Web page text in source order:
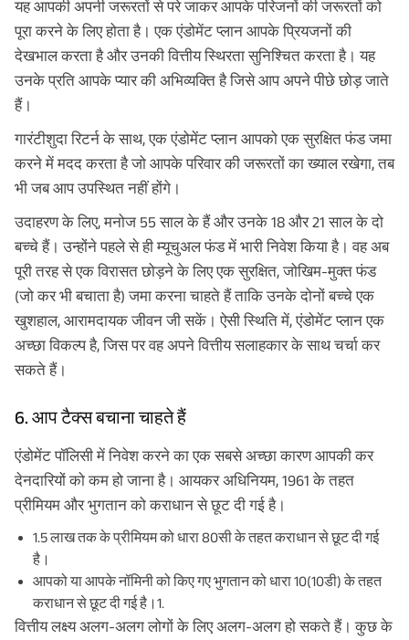
यह आपकी अपनी जरूरतों से परे जाकर आपके परिजनों की जरूरतों को
पूरा करने के लिए होता है। एक एंडोमेंट प्लान आपके प्रियजनों की
देखभाल करता है और उनकी वित्तीय स्थिरता सुनिश्चित करता है। यह
उनके प्रति आपके प्यार की अभिव्यक्ति है जिसे आप अपने पीछे छोड़ जाते
हैं।
गारंटीशुदा रिटर्न के साथ, एक एंडोमेंट प्लान आपको एक सुरक्षित फंड जमा
करने में मदद करता है जो आपके परिवार की जरूरतों का ख्याल रखेगा, तब
भी जब आप उपस्थित नहीं होंगे।
उदाहरण के लिए, मनोज 55 साल के हैं और उनके 18 और 21 साल के दो
बच्चे हैं। उन्होंने पहले से ही म्यूचुअल फंड में भारी निवेश किया है। वह अब
पूरी तरह से एक विरासत छोड़ने के लिए एक सुरक्षित, जोखिम-मुक्त फंड
(जो कर भी बचाता है) जमा करना चाहते हैं ताकि उनके दोनों बच्चे एक
खुशहाल, आरामदायक जीवन जी सकें। ऐसी स्थिति में, एंडोमेंट प्लान एक
अच्छा विकल्प है, जिस पर वह अपने वित्तीय सलाहकार के साथ चर्चा कर
सकते हैं।
6. आप टैक्स बचाना चाहते हैं
एंडोमेंट पॉलिसी में निवेश करने का एक सबसे अच्छा कारण आपकी कर
देनदारियों को कम हो जाना है। आयकर अधिनियम, 1961 के तहत
प्रीमियम और भुगतान को कराधान से छूट दी गई है।
1.5 लाख तक के प्रीमियम को धारा 80सी के तहत कराधान से छूट दी गई
है।
आपको या आपके नॉमिनी को किए गए भुगतान को धारा 10(10डी) के तहत
कराधान से छूट दी गई है।1.
वित्तीय लक्ष्य अलग-अलग लोगों के लिए अलग-अलग हो सकते हैं। कुछ के
पॉलिसी जारी होने के एक दिन बाद ही
तुरंत आय प्राप्त करें^
स्मार्ट निवेश की शक्ति को अनलॉक करें!
नाम
+91 फ़ोन नंबर
वापस कॉल करें!
मैंउपयोग की शर्तोंऔर गोपनीयता नीतिसे सहमत हूं, और अपने संपर्क विवरण प्रस्तुत कर के, मैं
प्रतिनिधियों को इस प्रस्ताव और बीमा पॉलिसी से संबंधित सहायता और जानकारी हेतु मुझे फोन/
ईमेल/एसएमएस/व्हाट्सएप के माध्यम से संपर्क करने के लिए अधिकृत करता/करती हूं।
डिस्क्लेमर : एबीएसएलआई निश्चित आयुष योजना (UIN No 109N137V12) एक नॉन-लिंक्ड, नॉन-
पार्टिसिपेटिंग व्यक्तिगत बचत जीवन बीमा योजना है। ^ यदि पॉलिसी शुरू करते समय 0 वर्ष डिफरमेंट
और "Annually in Advance" पेआउट फ्रीक्वेंसी चुनी गई हो। यह फ्रीक्वेंसी केवल "वार्षिक"